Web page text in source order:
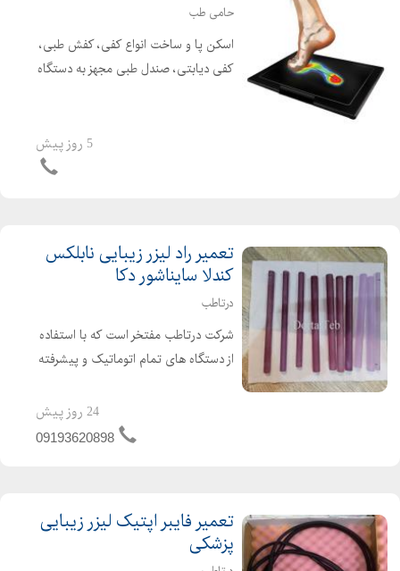
حامی طب
اسکن پا و ساخت انواع کفی، کفش طبی،
کفی دیابتی، صندل طبی مجهز به دستگاه
جهت کسب اطلاعات بیشتر با ما تماس
5 روز پیش
تعمیر راد لیزر زیبایی نابلکس
کندلا سایناشور دکا
درتاطب
شرکت درتاطب مفتخر است که با استفاده
از دستگاه های تمام اتوماتیک و پیشرفته
الکساندرایت Alexanderite یا اندیگ ND-
Yag را با بهترین کیفیت انجام دهد. راد
24 روز پیش
09193620898
تعمیر فایبر اپتیک لیزر زیبایی
پزشکی